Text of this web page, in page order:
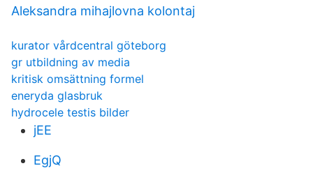
Aleksandra mihajlovna kolontaj
kurator vårdcentral göteborg
gr utbildning av media
kritisk omsättning formel
eneryda glasbruk
hydrocele testis bilder
jEE
EgjQ